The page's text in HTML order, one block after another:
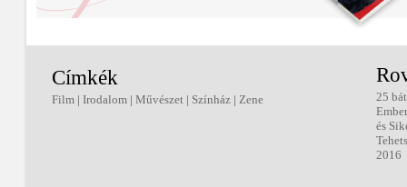
Címkék
Film | Irodalom | Művészet | Színház | Zene
25
és
2016